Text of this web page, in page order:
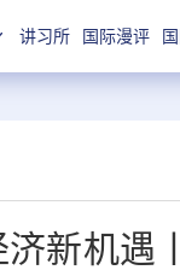
讲习所 国际漫评
新机遇